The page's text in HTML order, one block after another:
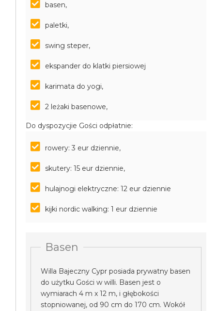
basen,
paletki,
swing steper,
ekspander do klatki piersiowej
karimata do yogi,
2 leżaki basenowe,
Do dyspozycjie Gości odpłatnie:
rowery: 3 eur dziennie,
skutery: 15 eur dziennie,
hulajnogi elektryczne: 12 eur dziennie
kijki nordic walking: 1 eur dziennie
Basen
Willa Bajeczny Cypr posiada prywatny basen
do użytku Gości w willi. Basen jest o
wymiarach 4 m x 12 m, i głębokości
stopniowanej, od 90 cm do 170 cm. Wokół